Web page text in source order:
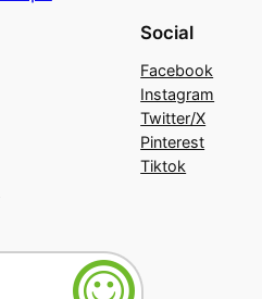
Social
Facebook
Instagram
Twitter/X
Pinterest
Tiktok